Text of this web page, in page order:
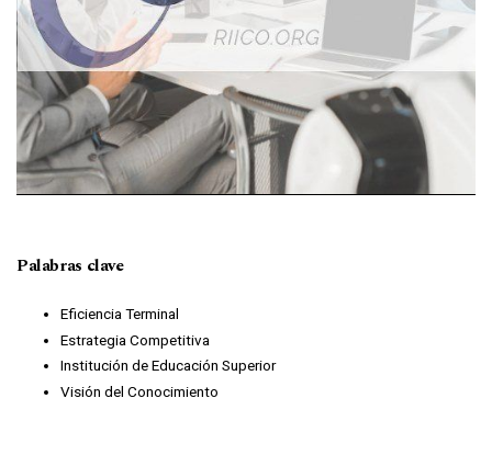
Palabras clave
Eficiencia Terminal
Estrategia Competitiva
Institución de Educación Superior
Visión del Conocimiento